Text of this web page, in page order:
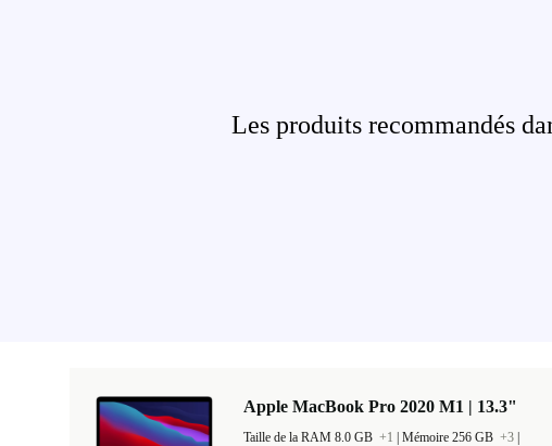
Les produits recommandés
Apple MacBook Pro 2020 M1 | 13.3"
Taille de la RAM 8.0 GB +1 Mémoire 256 GB +3